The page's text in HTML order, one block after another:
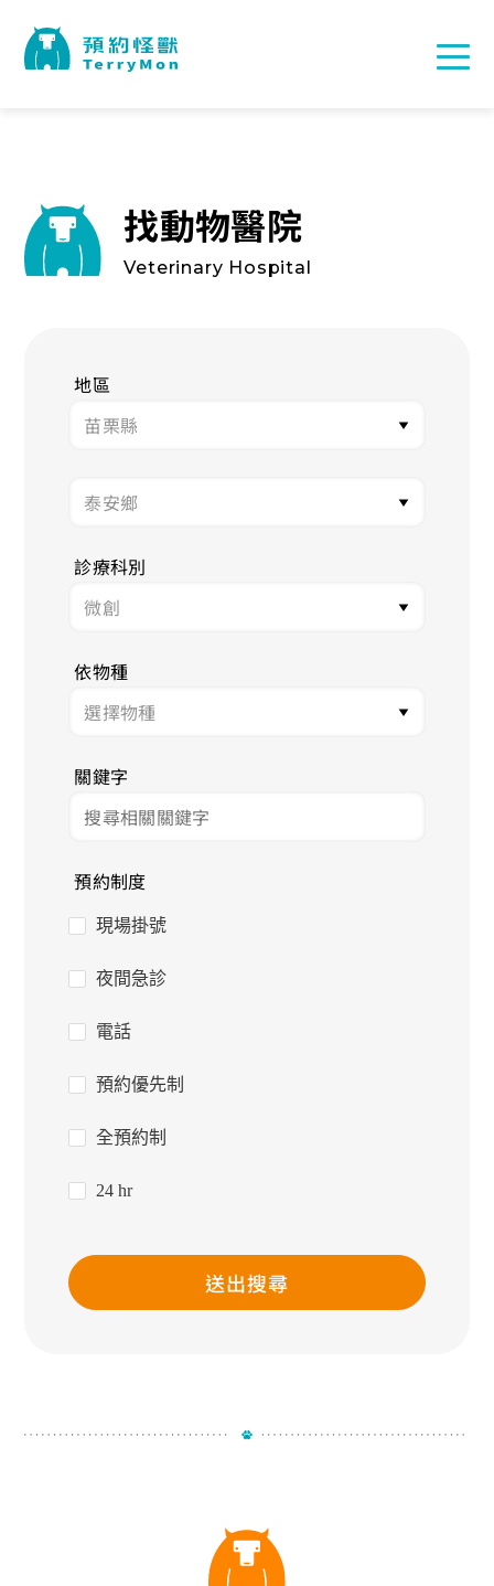
找動物醫院
Veterinary Hospital
地區
診療科別
依物種
關鍵字
預約制度
現場掛號
夜間急診
電話
預約優先制
全預約制
24 hr
送出搜尋